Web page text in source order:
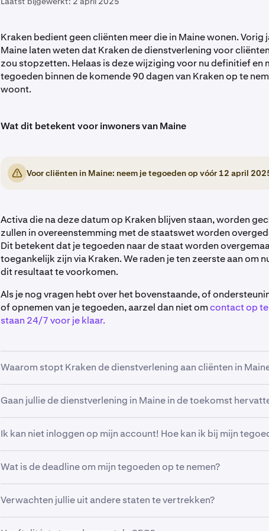
Kraken bedient geen cliënten meer die in Maine wonen. Vorig
Maine laten weten dat Kraken de dienstverlening voor
zou stopzetten. Helaas is deze wijziging voor nu definitief en
tegoeden binnen de komende 90 dagen van Kraken op te
woont.
Wat dit betekent voor inwoners van Maine
Voor cliënten in Maine: neem je tegoeden op vóór 12 april
Activa die na deze datum op Kraken blijven staan, worden
zullen in overeenstemming met de staatswet worden
Dit betekent dat je tegoeden naar de staat worden
toegankelijk zijn via Kraken. We raden je ten zeerste aan om
dit resultaat te voorkomen.
Als je nog vragen hebt over het bovenstaande, of
of opnemen van je tegoeden, aarzel dan niet omcontact op
staan 24/7 voor je klaar.
Waarom stopt Kraken de dienstverlening aan cliënten in
Hoewel we er altijd naar streven om zoveel mogelijk cliënten
soms specifieke overwegingen op staatsniveau die ons
belemmeren.
Gaan jullie de dienstverlening in Maine in de toekomst
Hoewel we verwachten de dienstverlening aan cliënten in
hervatten, hebben we op dit moment nog geen definitieve
Ik kan niet inloggen op mijn account! Hoe kan ik bij mijn
Bekijk onze handleiding over hoe je inlogt op je account
probleemoplossing uitgelegd, zodat je zo snel mogelijk
Wat is de deadline om mijn tegoeden op te nemen?
We vragen je om je tegoeden zo snel mogelijk op te nemen, en
Ter herinnering: als je je activa niet vóór deze datum
Verwachten jullie uit andere staten te vertrekken?
Onze missie om de adoptie van cryptocurrency wereldwijd te